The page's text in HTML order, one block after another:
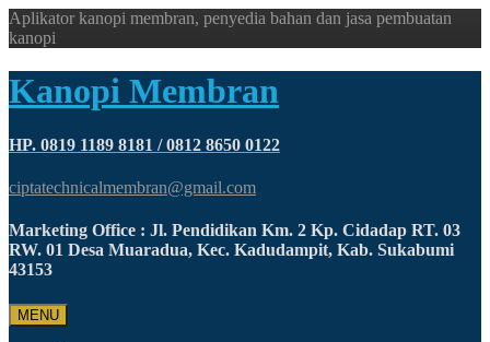
Aplikator kanopi membran, penyedia bahan dan jasa pembuatan
kanopi
Kanopi Membran
HP. 0819 1189 8181 / 0812 8650 0122
ciptatechnicalmembran@gmail.com
Marketing Office : Jl. Pendidikan Km. 2 Kp. Cidadap RT. 03
RW. 01 Desa Muaradua, Kec. Kadudampit, Kab. Sukabumi
43153
MENU